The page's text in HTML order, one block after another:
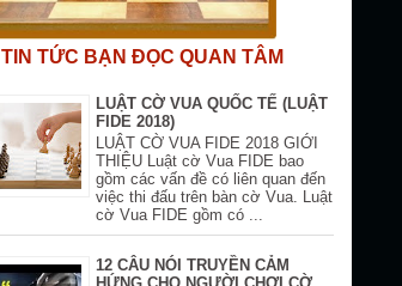
TIN TỨC BẠN ĐỌC QUAN TÂM
LUẬT CỜ VUA QUỐC TẾ (LUẬT
FIDE 2018)
LUẬT CỜ VUA FIDE 2018 GIỚI
THIỆU Luật cờ Vua FIDE bao
gồm các vấn đề có liên quan đến
việc thi đấu trên bàn cờ Vua. Luật
cờ Vua FIDE gồm có ...
12 CÂU NÓI TRUYỀN CẢM